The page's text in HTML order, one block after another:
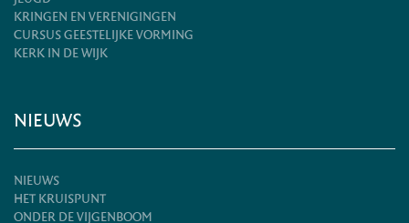
KRINGEN EN VERENIGINGEN
CURSUS GEESTELIJKE VORMING
KERK IN DE WIJK
NIEUWS
NIEUWS
HET KRUISPUNT
ONDER DE VIJGENBOOM